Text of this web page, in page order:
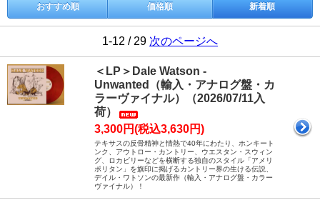
おすすめ順 価格順 新着順
1-12 / 29 次のページへ
＜LP＞Dale Watson -
Unwanted（輸入・アナログ盤・カ
ラーヴァイナル）（2026/07/11入
荷）
3,300円(税込3,630円)
テキサスの反骨精神と情熱で40年にわたり、ホンキート
ンク、アウトロー・カントリー、ウエスタン・スウィン
グ、ロカビリーなどを横断する独自のスタイル「アメリ
ポリタン」を旗印に掲げるカントリー界の生ける伝説、
デイル・ワトソンの最新作（輸入・アナログ盤・カラー
ヴァイナル）！